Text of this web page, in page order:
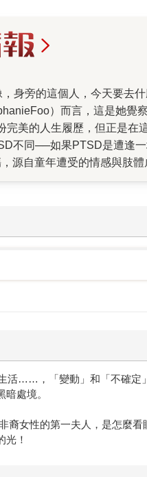
）而言，這是她覺
美的人生履歷，但正是在
不同──如果PTSD是遭逢
源自童年遭受的情感與肢
在病理上是有問題的──她
的病之間的界線在哪裡？
母的殘忍教養，部分則
製和再造時，身體裡的每
山一角，但啟程之後的她
要為自己「骨子裡所知的
活……，「變動」和「不確定
處境。
裔女性的第一夫人，是怎麼
光！